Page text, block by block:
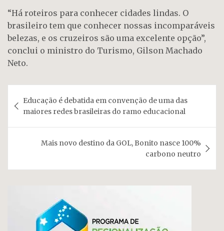
“Há roteiros para conhecer cidades lindas. O
brasileiro tem que conhecer nossas incomparáveis
belezas, e os cruzeiros são uma excelente opção”,
conclui o ministro do Turismo, Gilson Machado
Neto.
de
Post
Educação é debatida em convenção de uma das
maiores redes brasileiras do ramo educacional
Mais novo destino da GOL, Bonito nasce 100%
carbono neutro